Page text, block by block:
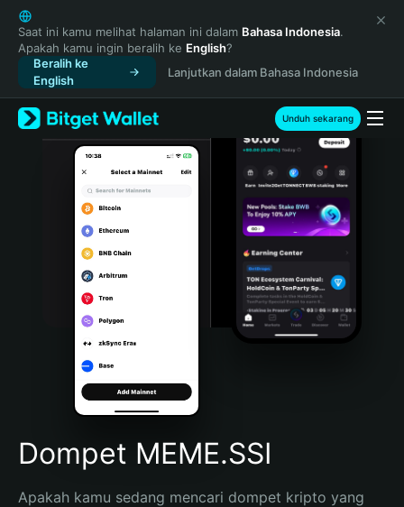
English
日本語
Tiếng Việt
Русский
Español (Latinoamérica)
Türkçe
Italiano
Português (Portugal)
Bahasa Indonesia
Português (Brasil)
Español (Argentina)
Saat ini kamu melihat halaman ini dalam Bahasa Indonesia.
Apakah kamu ingin beralih ke English?
Beralih ke
English
Lanjutkan dalam Bahasa Indonesia
Unduh sekarang
Dompet MEME.SSI
Apakah kamu sedang mencari dompet kripto yang